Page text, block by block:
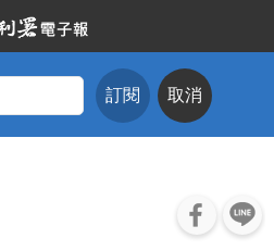
訂閱 取消